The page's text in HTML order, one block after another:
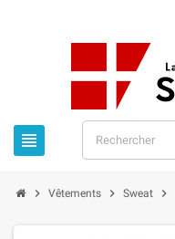

 Vêtements  Sweat 